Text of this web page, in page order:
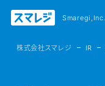
Smaregi,Inc.
株式会社スマレジ IR